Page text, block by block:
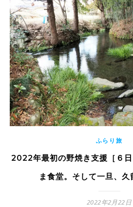
ふらり旅
2022年最初の野焼き支援［６
ま食堂。そして一旦、
2022年2月22日